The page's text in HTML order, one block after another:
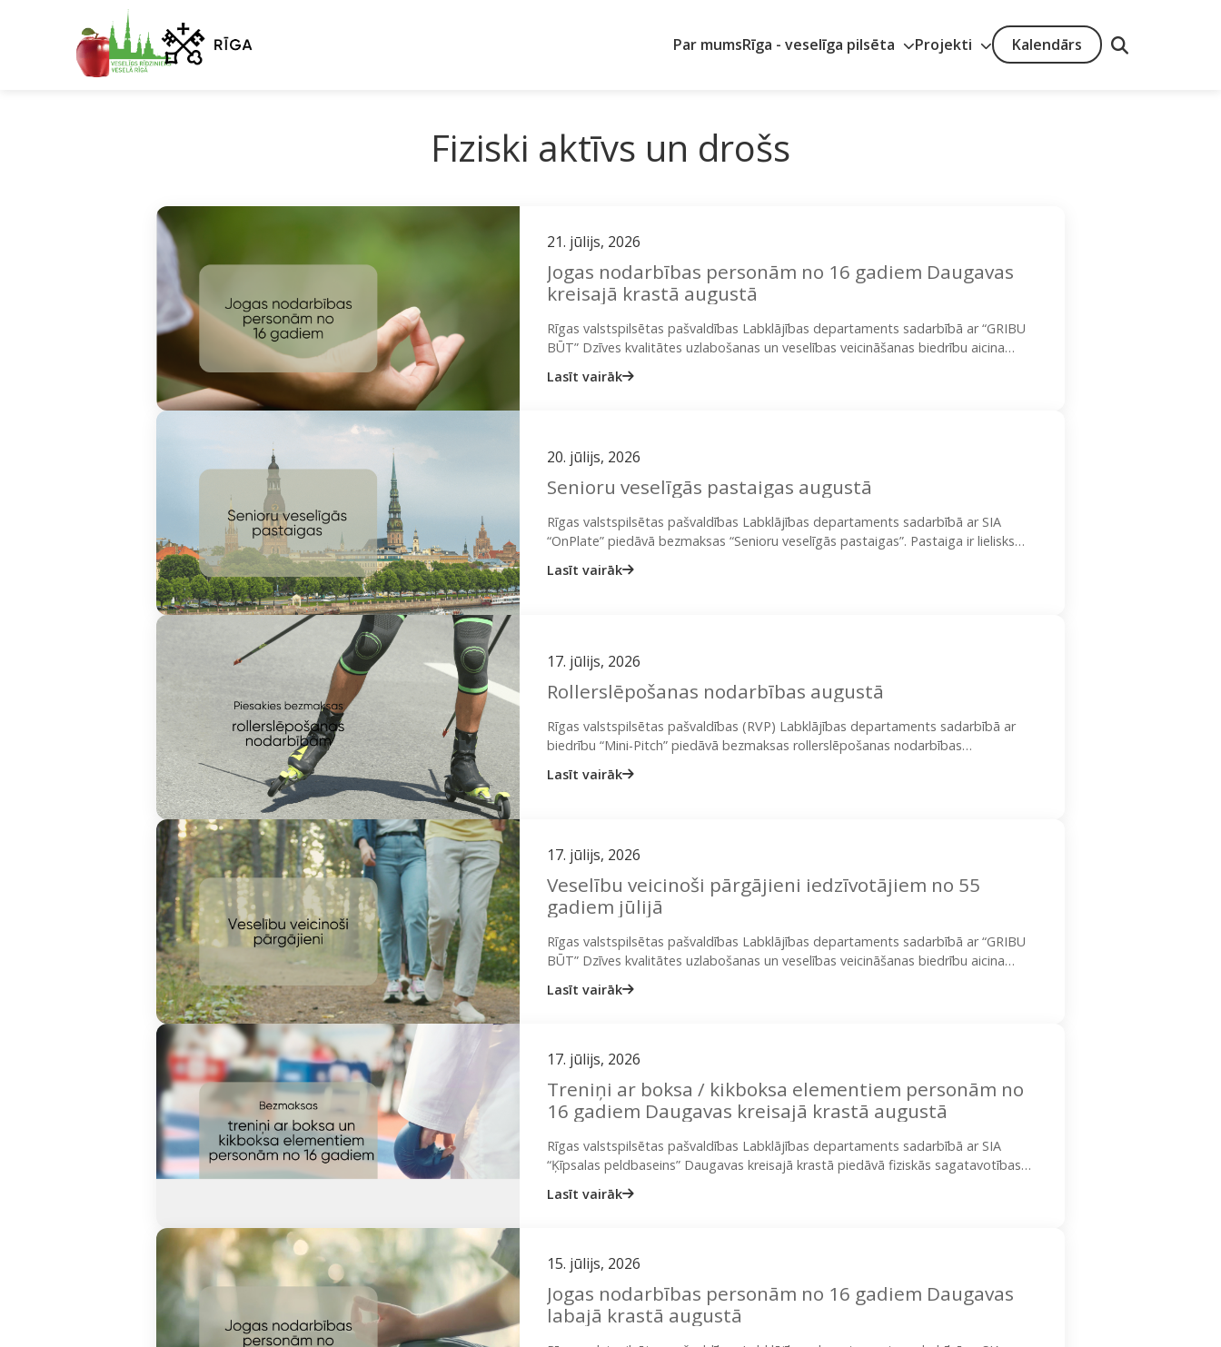
Par mumsRīga - veselīga pilsēta Projekti Kalendārs
Fiziski aktīvs un drošs
21. jūlijs, 2026
Jogas nodarbības personām no 16 gadiem Daugavas
kreisajā krastā augustā
Rīgas valstspilsētas pašvaldības Labklājības departaments sadarbībā ar “GRIBU
BŪT” Dzīves kvalitātes uzlabošanas un veselības veicināšanas biedrību aicina
Jogas…
Lasīt vairāk
20. jūlijs, 2026
Senioru veselīgās pastaigas augustā
Rīgas valstspilsētas pašvaldības Labklājības departaments sadarbībā ar SIA
“OnPlate” piedāvā bezmaksas “Senioru veselīgās pastaigas”. Pastaiga ir lielisks
Lasīt vairāk
17. jūlijs, 2026
Rollerslēpošanas nodarbības augustā
Rīgas valstspilsētas pašvaldības (RVP) Labklājības departaments sadarbībā ar
biedrību “Mini-Pitch” piedāvā bezmaksas rollerslēpošanas nodarbības
sertificētu instruktoru vadībā apgūt…
Lasīt vairāk
17. jūlijs, 2026
Veselību veicinoši pārgājieni iedzīvotājiem no 55
gadiem jūlijā
Rīgas valstspilsētas pašvaldības Labklājības departaments sadarbībā ar “GRIBU
BŪT” Dzīves kvalitātes uzlabošanas un veselības veicināšanas biedrību aicina
no…
Lasīt vairāk
17. jūlijs, 2026
Treniņi ar boksa / kikboksa elementiem personām no
16 gadiem Daugavas kreisajā krastā augustā
Rīgas valstspilsētas pašvaldības Labklājības departaments sadarbībā ar SIA
“Ķīpsalas peldbaseins” Daugavas kreisajā krastā piedāvā fiziskās sagatavotības
Lasīt vairāk
15. jūlijs, 2026
Jogas nodarbības personām no 16 gadiem Daugavas
labajā krastā augustā